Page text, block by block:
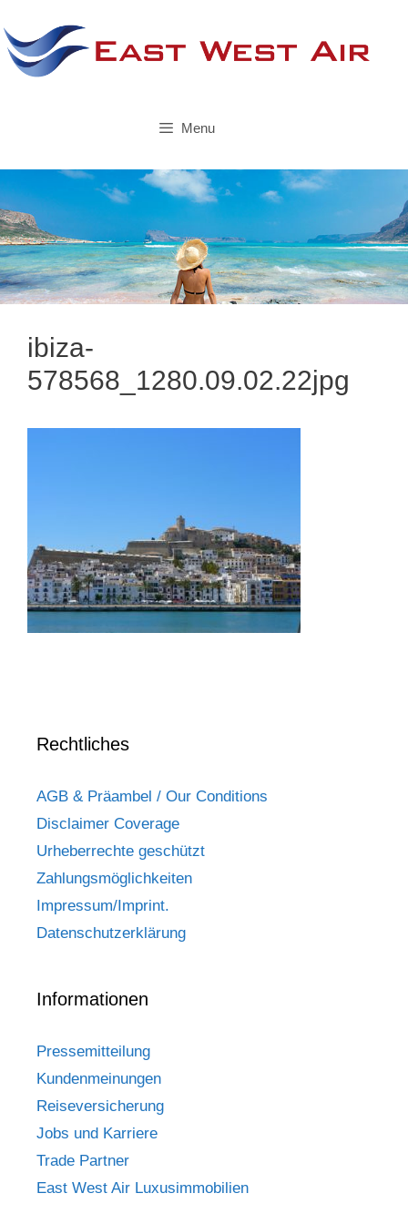
to
content
Menu
ibiza-
578568_1280.09.02.22jpg
Rechtliches
AGB & Präambel / Our Conditions
Disclaimer Coverage
Urheberrechte geschützt
Zahlungsmöglichkeiten
Impressum/Imprint.
Datenschutzerklärung
Informationen
Pressemitteilung
Kundenmeinungen
Reiseversicherung
Jobs und Karriere
Trade Partner
East West Air Luxusimmobilien